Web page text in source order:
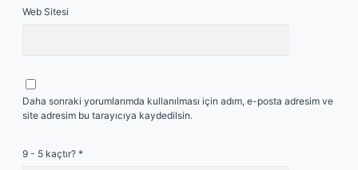
Web Sitesi
Daha sonraki yorumlarımda kullanılması için adım, e-posta adresim ve
site adresim bu tarayıcıya kaydedilsin.
9 - 5 kaçtır? *